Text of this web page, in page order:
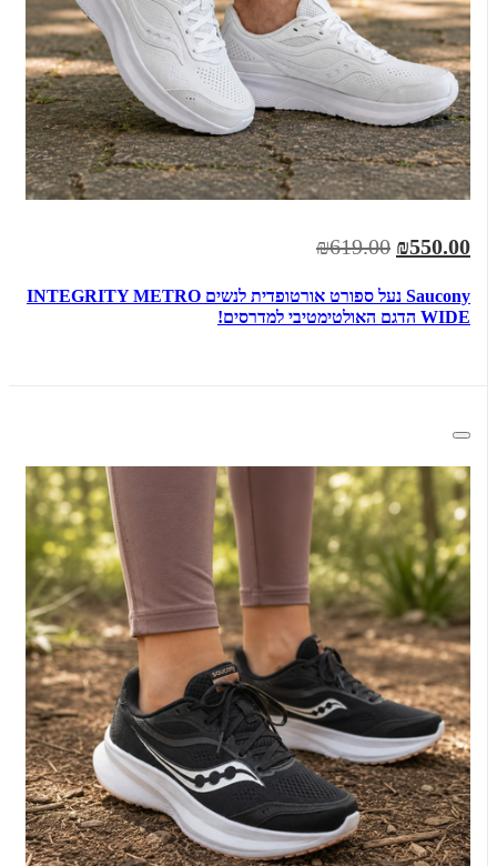
₪550.00
₪619.00
Saucony נעל ספורט אורטופדית לנשים INTEGRITY METRO
WIDE הדגם האולטימטיבי למדרסים!